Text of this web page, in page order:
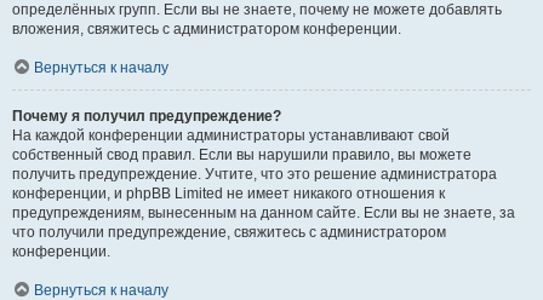
определённых групп. Если вы не знаете, почему не можете добавлять
вложения, свяжитесь с администратором конференции.
Вернуться к началу
Почему я получил предупреждение?
На каждой конференции администраторы устанавливают свой
собственный свод правил. Если вы нарушили правило, вы можете
получить предупреждение. Учтите, что это решение администратора
конференции, и phpBB Limited не имеет никакого отношения к
предупреждениям, вынесенным на данном сайте. Если вы не знаете, за
что получили предупреждение, свяжитесь с администратором
конференции.
Вернуться к началу